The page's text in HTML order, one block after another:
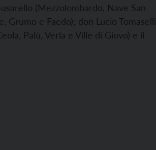
(Mezzolombardo, Nave San
Grumo e Faedo); don Lucio Tomaselli
Palù, Verla e Ville di Giovo) e il